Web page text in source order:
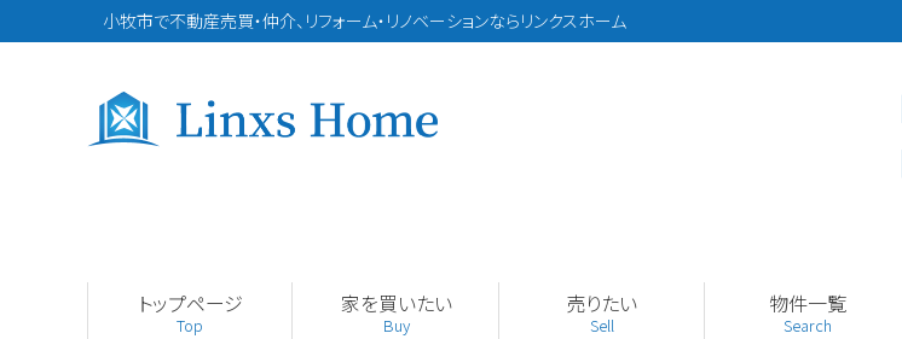
小牧市で不動産売買・仲介、リフォーム・リノベーションならリンクスホーム
トップページ
Top
家を買いたい
Buy
売りたい
Sell
物件一覧
Search